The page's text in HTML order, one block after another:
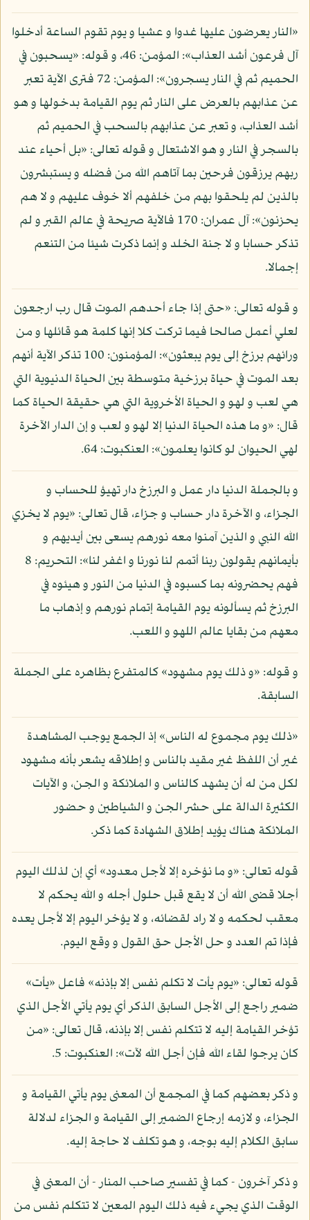
«النار يعرضون عليها غدوا و عشيا و يوم تقوم الساعة أدخلوا
آل فرعون أشد العذاب»: المؤمن: 46، و قوله: «يسحبون في
الحميم ثم في النار يسجرون»: المؤمن: 72 فترى الآية تعبر
عن عذابهم بالعرض على النار ثم يوم القيامة بدخولها و هو
أشد العذاب، و تعبر عن عذابهم بالسحب في الحميم ثم
بالسجر في النار و هو الاشتعال و قوله تعالى: «بل أحياء عند
ربهم يرزقون فرحين بما آتاهم الله من فضله و يستبشرون
بالذين لم يلحقوا بهم من خلفهم ألا خوف عليهم و لا هم
يحزنون»: آل عمران: 170 فالآية صريحة في عالم القبر و لم
تذكر حسابا و لا جنة الخلد و إنما ذكرت شيئا من التنعم
إجمالا.
و قوله تعالى: «حتى إذا جاء أحدهم الموت قال رب ارجعون
لعلي أعمل صالحا فيما تركت كلا إنها كلمة هو قائلها و من
ورائهم برزخ إلى يوم يبعثون»: المؤمنون: 100 تذكر الآية أنهم
بعد الموت في حياة برزخية متوسطة بين الحياة الدنيوية التي
هي لعب و لهو و الحياة الأخروية التي هي حقيقة الحياة كما
قال: «و ما هذه الحياة الدنيا إلا لهو و لعب و إن الدار الآخرة
لهي الحيوان لو كانوا يعلمون»: العنكبوت: 64.
و بالجملة الدنيا دار عمل و البرزخ دار تهيؤ للحساب و
الجزاء، و الآخرة دار حساب و جزاء، قال تعالى: «يوم لا يخزي
الله النبي و الذين آمنوا معه نورهم يسعى بين أيديهم و
بأيمانهم يقولون ربنا أتمم لنا نورنا و اغفر لنا»: التحريم: 8
فهم يحضرونه بما كسبوه في الدنيا من النور و هيئوه في
البرزخ ثم يسألونه يوم القيامة إتمام نورهم و إذهاب ما
معهم من بقايا عالم اللهو و اللعب.
و قوله: «و ذلك يوم مشهود» كالمتفرع بظاهره على الجملة
السابقة.
«ذلك يوم مجموع له الناس» إذ الجمع يوجب المشاهدة
غير أن اللفظ غير مقيد بالناس و إطلاقه يشعر بأنه مشهود
لكل من له أن يشهد كالناس و الملائكة و الجن، و الآيات
الكثيرة الدالة على حشر الجن و الشياطين و حضور
الملائكة هناك يؤيد إطلاق الشهادة كما ذكر.
قوله تعالى: «و ما نؤخره إلا لأجل معدود» أي إن لذلك اليوم
أجلا قضى الله أن لا يقع قبل حلول أجله و الله يحكم لا
معقب لحكمه و لا راد لقضائه، و لا يؤخر اليوم إلا لأجل يعده
فإذا تم العدد و حل الأجل حق القول و وقع اليوم.
قوله تعالى: «يوم يأت لا تكلم نفس إلا بإذنه» فاعل «يأت»
ضمير راجع إلى الأجل السابق الذكر أي يوم يأتي الأجل الذي
تؤخر القيامة إليه لا تتكلم نفس إلا بإذنه، قال تعالى: «من
كان يرجوا لقاء الله فإن أجل الله لآت»: العنكبوت: 5.
و ذكر بعضهم كما في المجمع أن المعنى يوم يأتي القيامة و
الجزاء، و لازمه إرجاع الضمير إلى القيامة و الجزاء لدلالة
سابق الكلام إليه بوجه، و هو تكلف لا حاجة إليه.
و ذكر آخرون - كما في تفسير صاحب المنار - أن المعنى في
الوقت الذي يجيء فيه ذلك اليوم المعين لا تتكلم نفس من